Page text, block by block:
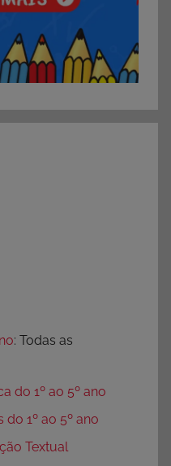
: Todas as
do 1º ao 5º ano
1º ao 5º ano
Textual